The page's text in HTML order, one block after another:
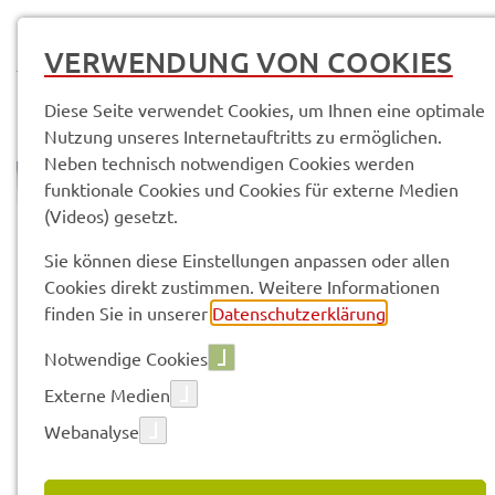
Vorle­sen
KONTAK­TE & SERVICE­STEL­LEN
VERWENDUNG VON COOKIES
Diese Seite verwendet Cookies, um Ihnen eine optimale
Nutzung unseres Internetauftritts zu ermöglichen.
Neben technisch notwendigen Cookies werden
funktionale Cookies und Cookies für externe Medien
(Videos) gesetzt.
Sie können diese Einstellungen anpassen oder allen
Cookies direkt zustimmen. Weitere Informationen
finden Sie in unserer Datenschutzerklärung
Notwendige Cookies
Externe Medien
Webanalyse